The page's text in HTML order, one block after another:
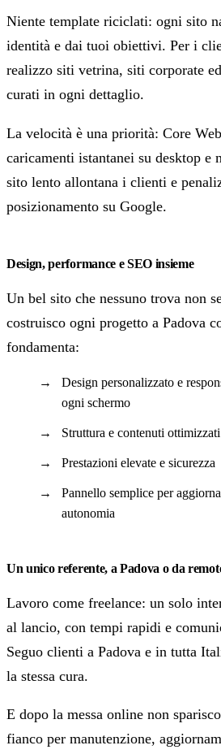
Niente template riciclati: ogni sito
identità e dai tuoi obiettivi. Per i
realizzo siti vetrina, siti corporate
curati in ogni dettaglio.
La velocità è una priorità: Core
caricamenti istantanei su desktop e
sito lento allontana i clienti e
posizionamento su Google.
Design, performance e SEO insieme
Un bel sito che nessuno trova non
costruisco ogni progetto a Padova
fondamenta:
Design personalizzato e
ogni schermo
Struttura e contenuti
Prestazioni elevate e sicurezza
Pannello semplice per
autonomia
Un unico referente, a Padova o da
Lavoro come freelance: un solo
al lancio, con tempi rapidi e
Seguo clienti a Padova e in tutta
la stessa cura.
E dopo la messa online non
fianco per manutenzione,